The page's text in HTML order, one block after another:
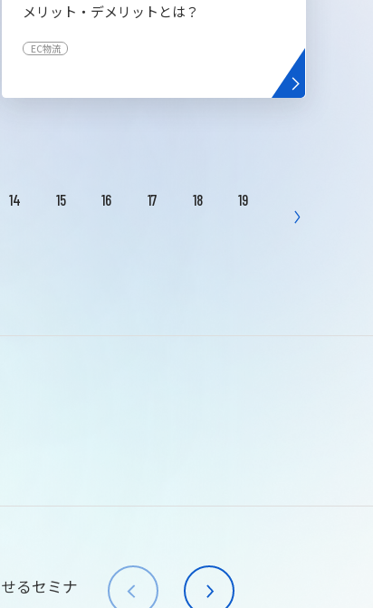
メリット・デメリットとは？
EC物流
14 15 16 17 18
19
るセミナ